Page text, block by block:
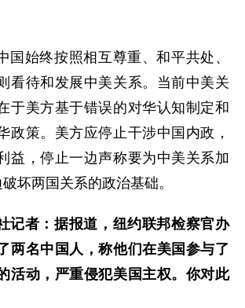
国始终按照相互尊重、和平共处、
看待和发展中美关系。当前中美关
于美方基于错误的对华认知制定和
政策。美方应停止干涉中国内政，
益，停止一边声称要为中美关系加
坏两国关系的政治基础。
记者：据报道，纽约联邦检察官办
两名中国人，称他们在美国参与了
活动，严重侵犯美国主权。你对此